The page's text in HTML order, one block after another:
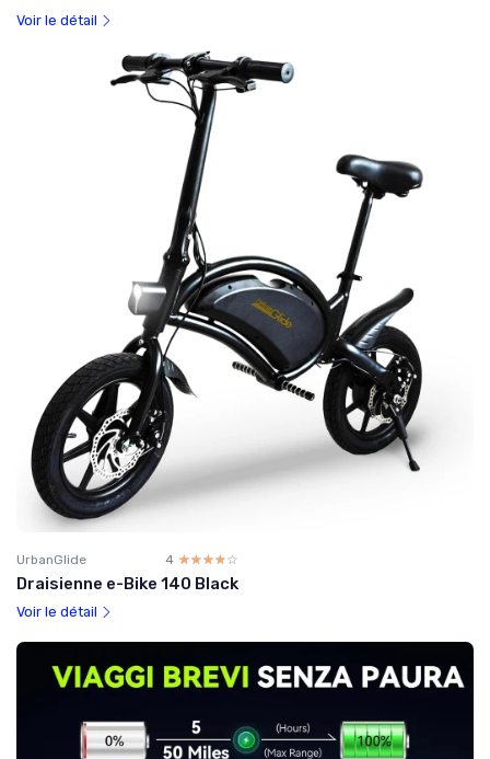
Voir le détail
UrbanGlide 4 ☆☆☆☆☆
★★★★★
Draisienne e-Bike 140 Black
Voir le détail